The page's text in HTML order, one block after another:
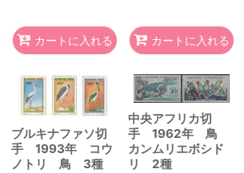
カートに入れる カートに入れる
ブルキナファソ切
手 1993年 コウ
ノトリ 鳥 3種
中央アフリカ切
手 1962年 鳥
カンムリエボシド
リ 2種